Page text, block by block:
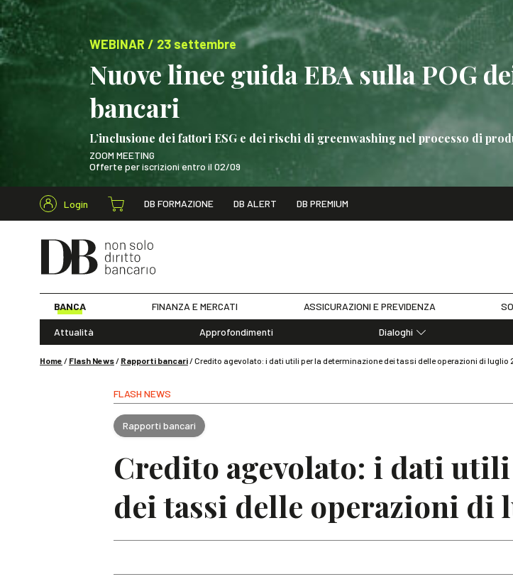
WEBINAR / 23 settembre
Nuove linee guida EBA sulla POG
bancari
L’inclusione dei fattori ESG e dei rischi di greenwashing nel processo di
ZOOM MEETING
Offerte per iscrizioni entro il 02/09
WEBINAR / 23 settembre Nuove linee guida EBA sulla POG dei
Login DB FORMAZIONE DB ALERT DB PREMIUM
Cerca nel sito
BANCA FINANZA E MERCATI ASSICURAZIONI E PREVIDENZA
Attualità Approfondimenti
Dialoghi
Home / Flash News/ Rapporti bancari/Credito agevolato: i dati utili per la determinazione dei tassi delle operazioni di luglio
FLASH NEWS
Rapporti bancari
Credito agevolato: i dati
dei tassi delle operazioni di